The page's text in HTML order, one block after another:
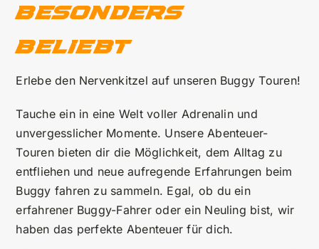
besonders
beliebt
Erlebe den Nervenkitzel auf unseren Buggy Touren!
Tauche ein in eine Welt voller Adrenalin und
unvergesslicher Momente. Unsere Abenteuer-
Touren bieten dir die Möglichkeit, dem Alltag zu
entfliehen und neue aufregende Erfahrungen beim
Buggy fahren zu sammeln. Egal, ob du ein
erfahrener Buggy-Fahrer oder ein Neuling bist, wir
haben das perfekte Abenteuer für dich.